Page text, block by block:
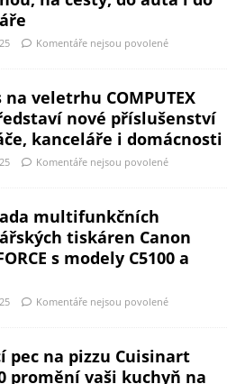
Komentáře nejsou povolené
na veletrhu COMPUTEX
nové příslušenství
kanceláře i domácnosti
Komentáře nejsou povolené
multifunkčních
tiskáren Canon
s modely C5100 a
Komentáře nejsou povolené
pec na pizzu Cuisinart
promění vaši kuchyň na